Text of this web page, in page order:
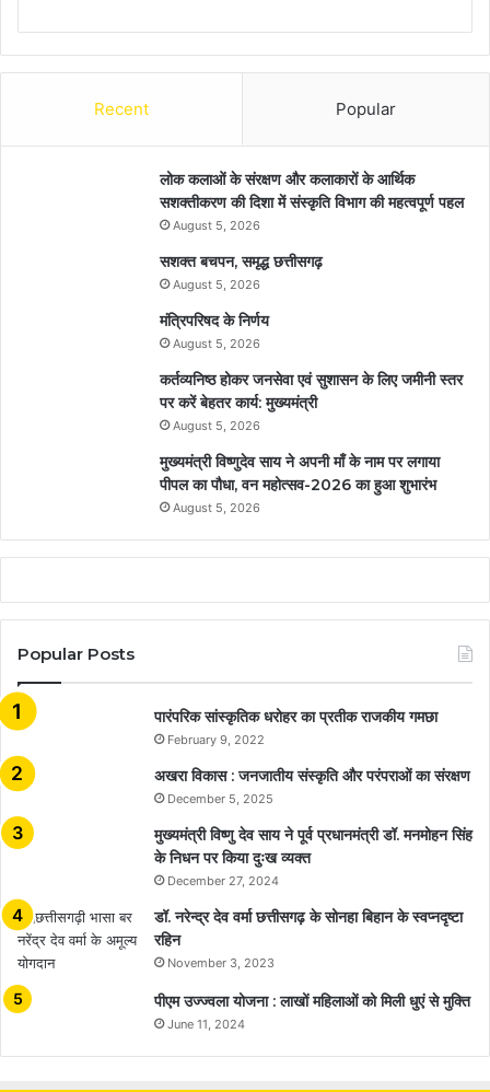
Recent Popular
लोक कलाओं के संरक्षण और कलाकारों के आर्थिक
सशक्तीकरण की दिशा में संस्कृति विभाग की महत्वपूर्ण पहल
August 5, 2026
सशक्त बचपन, समृद्ध छत्तीसगढ़
August 5, 2026
मंत्रिपरिषद के निर्णय
August 5, 2026
कर्तव्यनिष्ठ होकर जनसेवा एवं सुशासन के लिए जमीनी स्तर
पर करें बेहतर कार्य: मुख्यमंत्री
August 5, 2026
मुख्यमंत्री विष्णुदेव साय ने अपनी माँ के नाम पर लगाया
पीपल का पौधा, वन महोत्सव-2026 का हुआ शुभारंभ
August 5, 2026
Popular Posts
​​​​​​​पारंपरिक सांस्कृतिक धरोहर का प्रतीक राजकीय गमछा
February 9, 2022
अखरा विकास : जनजातीय संस्कृति और परंपराओं का संरक्षण
December 5, 2025
मुख्यमंत्री विष्णु देव साय ने पूर्व प्रधानमंत्री डॉ. मनमोहन सिंह
के निधन पर किया दुःख व्यक्त
December 27, 2024
डॉ. नरेन्द्र देव वर्मा छत्तीसगढ़ के सोनहा बिहान के स्वप्नदृष्टा
रहिन
November 3, 2023
पीएम उज्ज्वला योजना : लाखों महिलाओं को मिली धुएं से मुक्ति
June 11, 2024